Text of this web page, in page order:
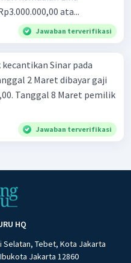
ata...
Jawaban terverifikasi
Sinar pada
Jawaban terverifikasi
HQ
Selatan, Tebet, Kota Jakarta
Jakarta 12860